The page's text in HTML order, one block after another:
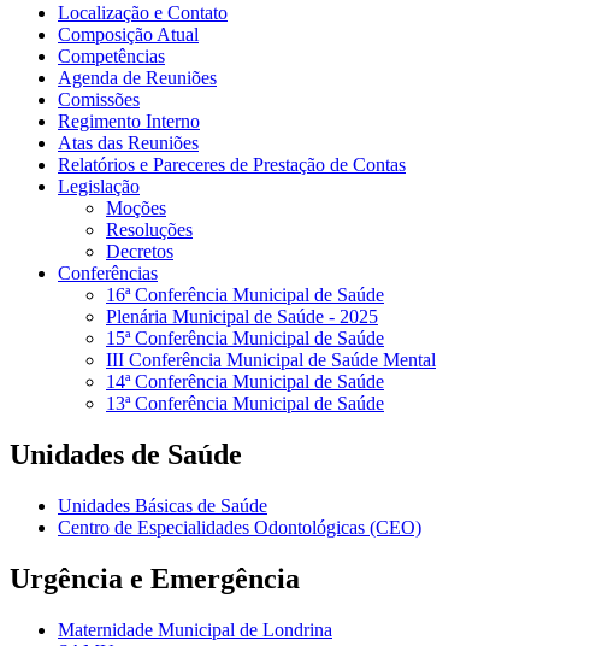
Localização e Contato
Composição Atual
Competências
Agenda de Reuniões
Comissões
Regimento Interno
Atas das Reuniões
Relatórios e Pareceres de Prestação de Contas
Legislação
Moções
Resoluções
Decretos
Conferências
16ª Conferência Municipal de Saúde
Plenária Municipal de Saúde - 2025
15ª Conferência Municipal de Saúde
III Conferência Municipal de Saúde Mental
14ª Conferência Municipal de Saúde
13ª Conferência Municipal de Saúde
Unidades de Saúde
Unidades Básicas de Saúde
Centro de Especialidades Odontológicas (CEO)
Urgência e Emergência
Maternidade Municipal de Londrina